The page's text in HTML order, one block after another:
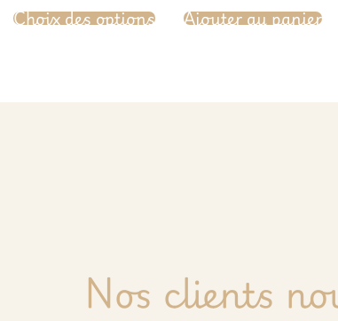
Choix des options Ajouter au panier
Nos clients